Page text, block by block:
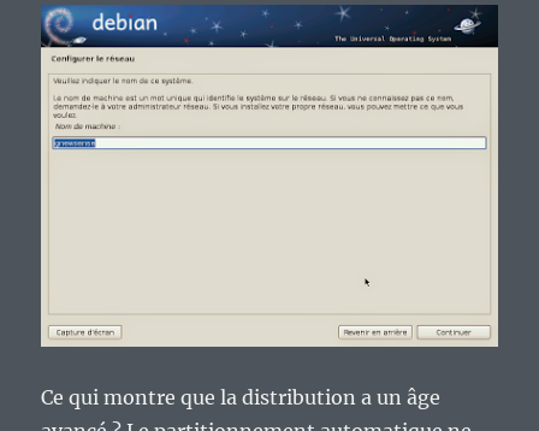
Ce qui montre que la distribution a un âge